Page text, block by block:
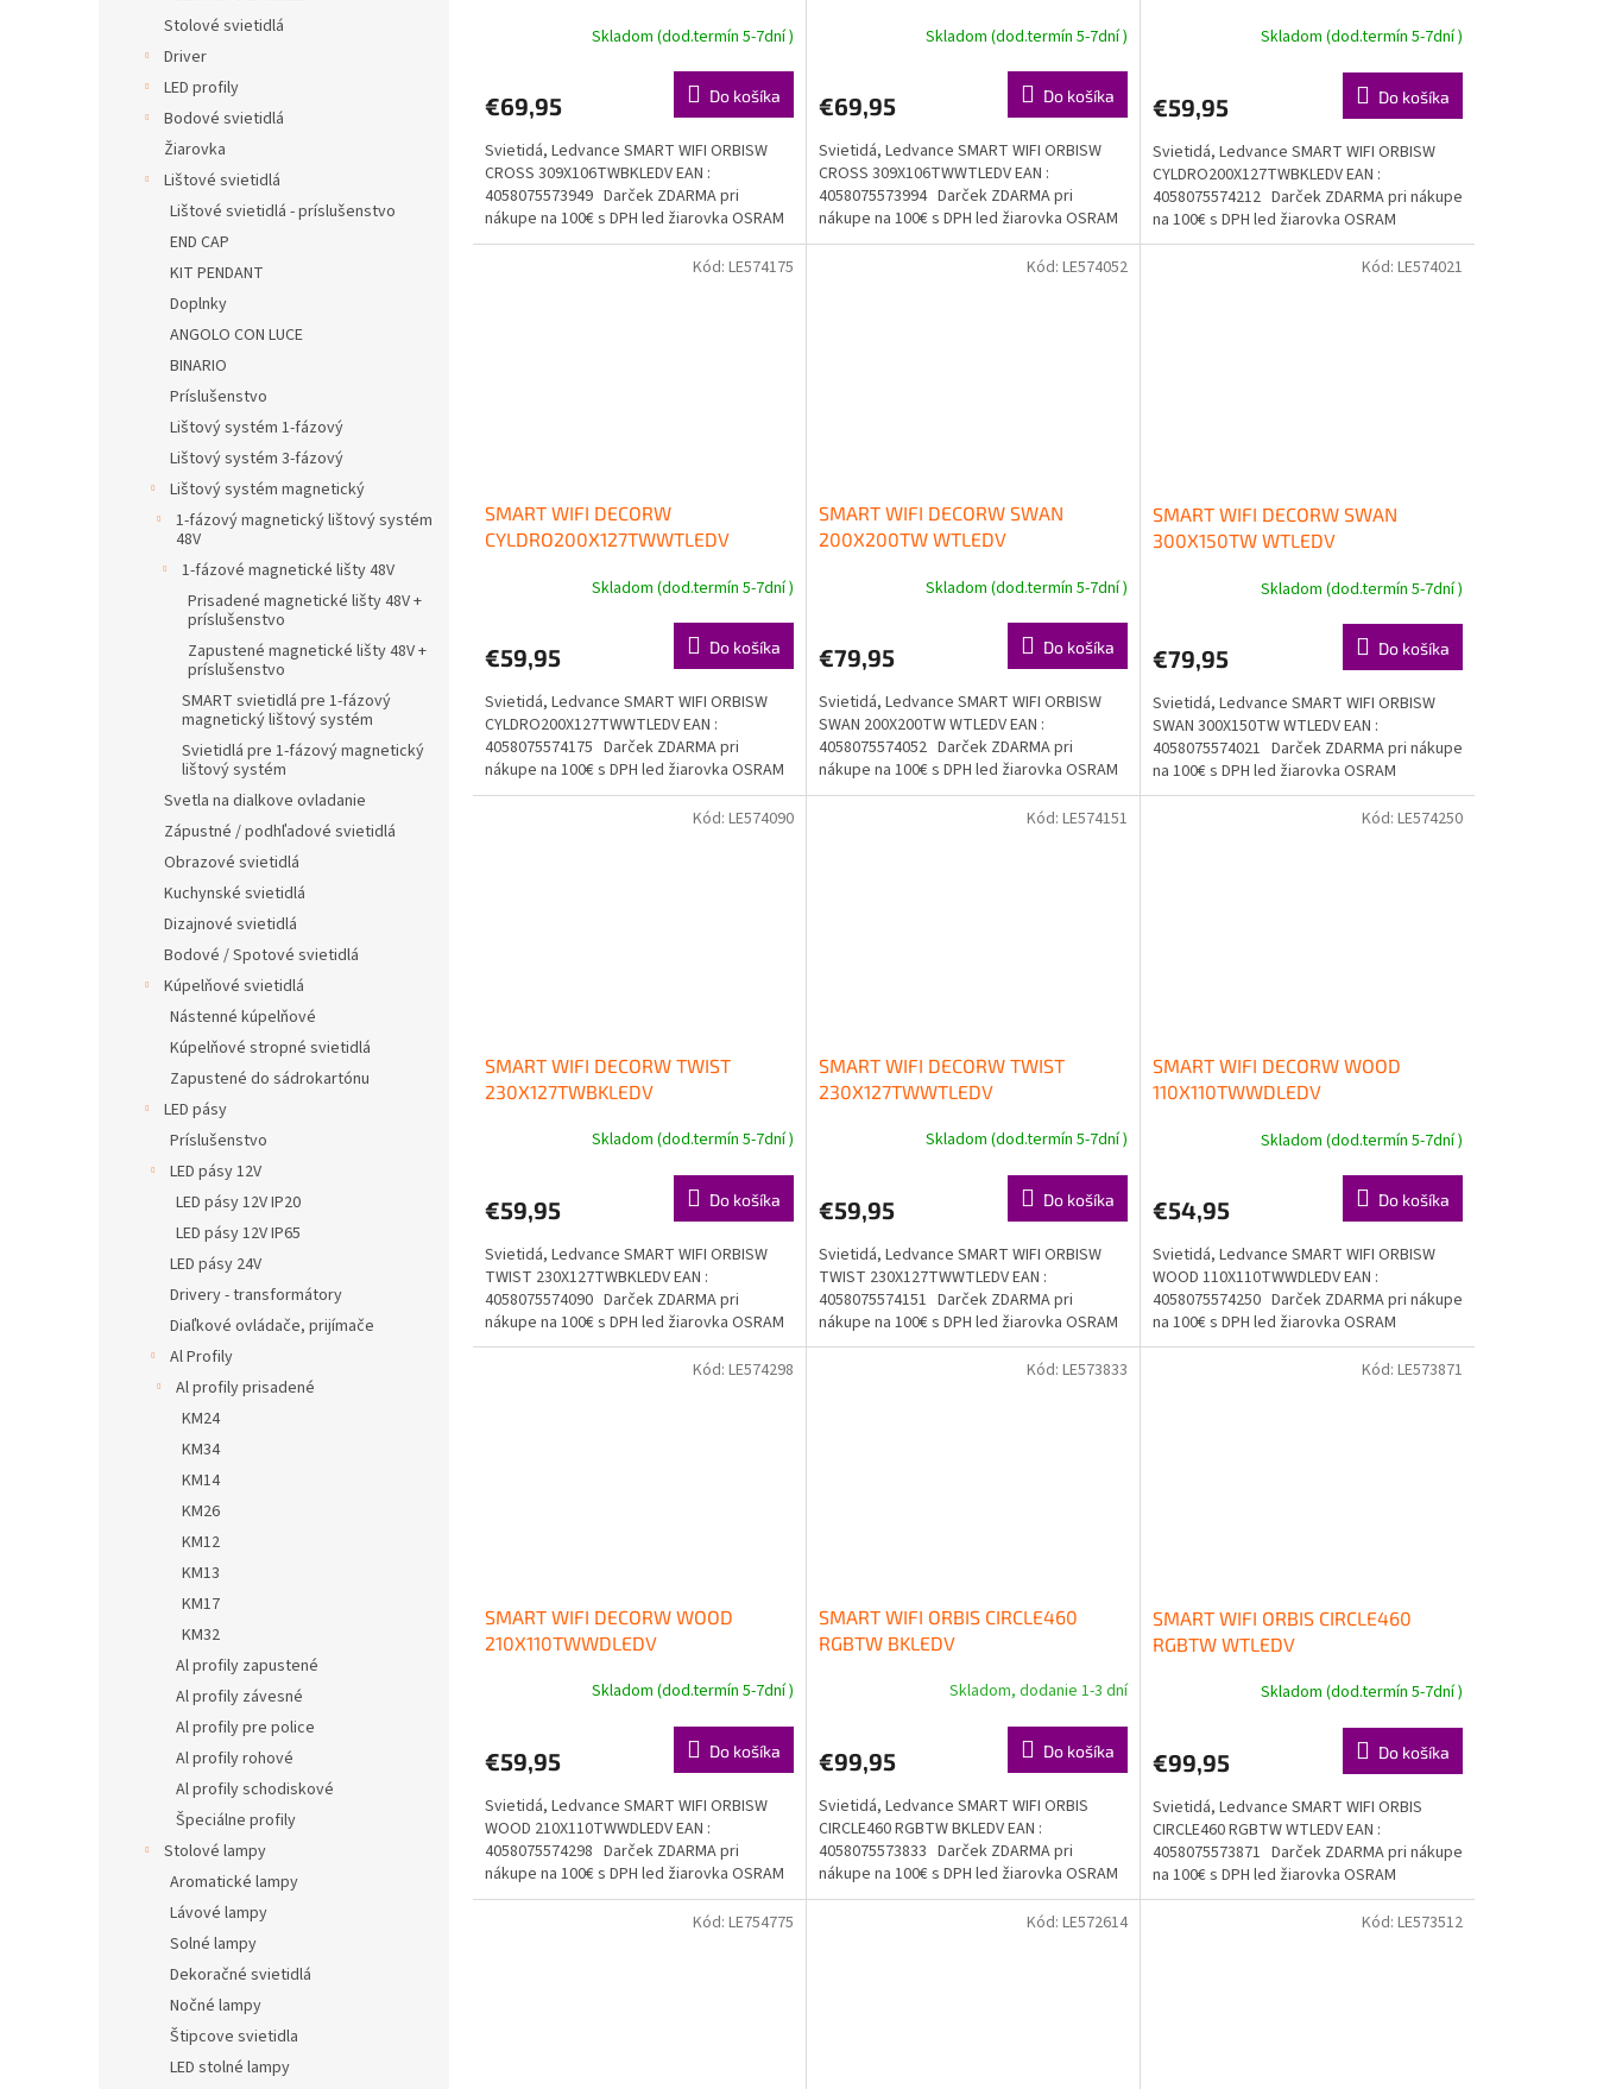
Stolové svietidlá
Driver
LED profily
Bodové svietidlá
Žiarovka
Lištové svietidlá
Lištové svietidlá - príslušenstvo
END CAP
KIT PENDANT
Doplnky
ANGOLO CON LUCE
BINARIO
Príslušenstvo
Lištový systém 1-fázový
Lištový systém 3-fázový
Lištový systém magnetický
1-fázový magnetický lištový systém
48V
1-fázové magnetické lišty 48V
Prisadené magnetické lišty 48V +
príslušenstvo
Zapustené magnetické lišty 48V +
príslušenstvo
SMART svietidlá pre 1-fázový
magnetický lištový systém
Svietidlá pre 1-fázový magnetický
lištový systém
Svetla na dialkove ovladanie
Zápustné / podhľadové svietidlá
Obrazové svietidlá
Kuchynské svietidlá
Dizajnové svietidlá
Bodové / Spotové svietidlá
Kúpelňové svietidlá
Nástenné kúpelňové
Kúpelňové stropné svietidlá
Zapustené do sádrokartónu
LED pásy
Príslušenstvo
LED pásy 12V
LED pásy 12V IP20
LED pásy 12V IP65
LED pásy 24V
Drivery - transformátory
Diaľkové ovládače, prijímače
Al Profily
Al profily prisadené
KM24
KM34
KM14
KM26
KM12
KM13
KM17
KM32
Al profily zapustené
Al profily závesné
Al profily pre police
Al profily rohové
Al profily schodiskové
Špeciálne profily
Stolové lampy
Aromatické lampy
Lávové lampy
Solné lampy
Dekoračné svietidlá
Nočné lampy
Štipcove svietidla
LED stolné lampy
Skladom (dod.termín 5-7dní )
€69,95 Do košíka
Svietidá, Ledvance SMART WIFI ORBISW
CROSS 309X106TWBKLEDV EAN :
4058075573949 Darček ZDARMA pri
nákupe na 100€ s DPH led žiarovka OSRAM
Doprava...
Skladom (dod.termín 5-7dní )
€69,95 Do košíka
Svietidá, Ledvance SMART WIFI ORBISW
CROSS 309X106TWWTLEDV EAN :
4058075573994 Darček ZDARMA pri
nákupe na 100€ s DPH led žiarovka OSRAM
Doprava...
Skladom (dod.termín 5-7dní )
€59,95 Do košíka
Svietidá, Ledvance SMART WIFI ORBISW
CYLDRO200X127TWBKLEDV EAN :
4058075574212 Darček ZDARMA pri nákupe
na 100€ s DPH led žiarovka OSRAM
Doprava...
SMART WIFI DECORW
CYLDRO200X127TWWTLEDV
Skladom (dod.termín 5-7dní )
€59,95 Do košíka
Svietidá, Ledvance SMART WIFI ORBISW
CYLDRO200X127TWWTLEDV EAN :
4058075574175 Darček ZDARMA pri
nákupe na 100€ s DPH led žiarovka OSRAM
Doprava...
Kód: LE574175
SMART WIFI DECORW SWAN
200X200TW WTLEDV
Skladom (dod.termín 5-7dní )
€79,95 Do košíka
Svietidá, Ledvance SMART WIFI ORBISW
SWAN 200X200TW WTLEDV EAN :
4058075574052 Darček ZDARMA pri
nákupe na 100€ s DPH led žiarovka OSRAM
Doprava...
Kód: LE574052
SMART WIFI DECORW SWAN
300X150TW WTLEDV
Skladom (dod.termín 5-7dní )
€79,95 Do košíka
Svietidá, Ledvance SMART WIFI ORBISW
SWAN 300X150TW WTLEDV EAN :
4058075574021 Darček ZDARMA pri nákupe
na 100€ s DPH led žiarovka OSRAM
Doprava...
Kód: LE574021
SMART WIFI DECORW TWIST
230X127TWBKLEDV
Skladom (dod.termín 5-7dní )
€59,95 Do košíka
Svietidá, Ledvance SMART WIFI ORBISW
TWIST 230X127TWBKLEDV EAN :
4058075574090 Darček ZDARMA pri
nákupe na 100€ s DPH led žiarovka OSRAM
Doprava...
Kód: LE574090
SMART WIFI DECORW TWIST
230X127TWWTLEDV
Skladom (dod.termín 5-7dní )
€59,95 Do košíka
Svietidá, Ledvance SMART WIFI ORBISW
TWIST 230X127TWWTLEDV EAN :
4058075574151 Darček ZDARMA pri
nákupe na 100€ s DPH led žiarovka OSRAM
Doprava...
Kód: LE574151
SMART WIFI DECORW WOOD
110X110TWWDLEDV
Skladom (dod.termín 5-7dní )
€54,95 Do košíka
Svietidá, Ledvance SMART WIFI ORBISW
WOOD 110X110TWWDLEDV EAN :
4058075574250 Darček ZDARMA pri nákupe
na 100€ s DPH led žiarovka OSRAM
Doprava...
Kód: LE574250
SMART WIFI DECORW WOOD
210X110TWWDLEDV
Skladom (dod.termín 5-7dní )
€59,95 Do košíka
Svietidá, Ledvance SMART WIFI ORBISW
WOOD 210X110TWWDLEDV EAN :
4058075574298 Darček ZDARMA pri
nákupe na 100€ s DPH led žiarovka OSRAM
Doprava...
Kód: LE574298
SMART WIFI ORBIS CIRCLE460
RGBTW BKLEDV
Skladom, dodanie 1-3 dní
€99,95 Do košíka
Svietidá, Ledvance SMART WIFI ORBIS
CIRCLE460 RGBTW BKLEDV EAN :
4058075573833 Darček ZDARMA pri
nákupe na 100€ s DPH led žiarovka OSRAM
Doprava...
Kód: LE573833
SMART WIFI ORBIS CIRCLE460
RGBTW WTLEDV
Skladom (dod.termín 5-7dní )
€99,95 Do košíka
Svietidá, Ledvance SMART WIFI ORBIS
CIRCLE460 RGBTW WTLEDV EAN :
4058075573871 Darček ZDARMA pri nákupe
na 100€ s DPH led žiarovka OSRAM
Doprava...
Kód: LE573871
Kód: LE754775 Kód: LE572614 Kód: LE573512